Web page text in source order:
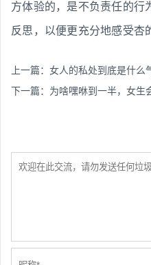
方体验的，是不负责任的行
反思，以便更充分地感受杏
上一篇： 女人的私处到底是什么
下一篇： 为啥嘿咻到一半，女生